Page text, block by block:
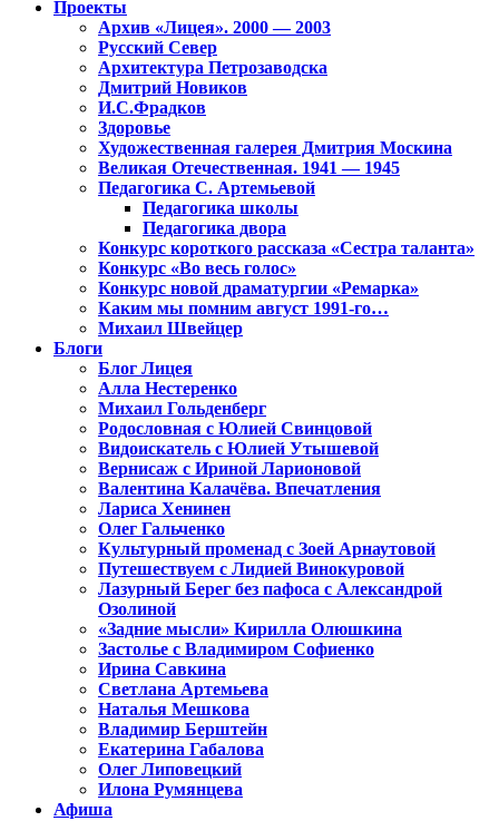
Проекты
Архив «Лицея». 2000 — 2003
Русский Север
Архитектура Петрозаводска
Дмитрий Новиков
И.С.Фрадков
Здоровье
Художественная галерея Дмитрия Москина
Великая Отечественная. 1941 — 1945
Педагогика С. Артемьевой
Педагогика школы
Педагогика двора
Конкурс короткого рассказа «Сестра таланта»
Конкурс «Во весь голос»
Конкурс новой драматургии «Ремарка»
Каким мы помним август 1991-го…
Михаил Швейцер
Блоги
Блог Лицея
Алла Нестеренко
Михаил Гольденберг
Родословная с Юлией Свинцовой
Видоискатель с Юлией Утышевой
Вернисаж с Ириной Ларионовой
Валентина Калачёва. Впечатления
Лариса Хенинен
Олег Гальченко
Культурный променад с Зоей Арнаутовой
Путешествуем с Лидией Винокуровой
Лазурный Берег без пафоса с Александрой
Озолиной
«Задние мысли» Кирилла Олюшкина
Застолье с Владимиром Софиенко
Ирина Савкина
Светлана Артемьева
Наталья Мешкова
Владимир Берштейн
Екатерина Габалова
Олег Липовецкий
Илона Румянцева
Афиша